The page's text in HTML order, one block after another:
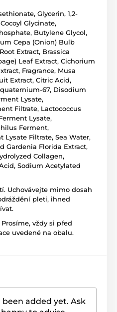
Glycerin, 1,2-
Glycinate,
Butylene Glycol,
Cepa (Onion) Bulb
Extract, Brassica
Leaf Extract, Cichorium
Fragrance, Musa
Extract, Citric Acid,
67, Disodium
Lysate,
Filtrate, Lactococcus
Lysate,
Ferment,
Lysate Filtrate, Sea Water,
Gardenia Florida Extract,
Collagen,
Sodium Acetylated
Uchovávejte mimo dosah
pleti, ihned
vždy si před
uvedené na obalu.
added yet. Ask